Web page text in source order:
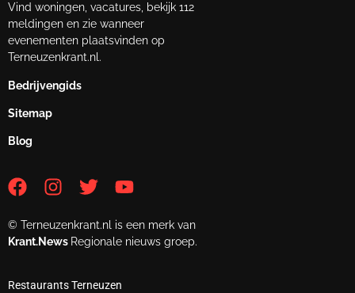
Vind woningen, vacatures, bekijk 112
meldingen en zie wanneer
evenementen plaatsvinden op
Terneuzenkrant.nl.
Bedrijvengids
Sitemap
Blog
© Terneuzenkrant.nl is een merk van
Krant.News Regionale nieuws groep.
Restaurants Terneuzen